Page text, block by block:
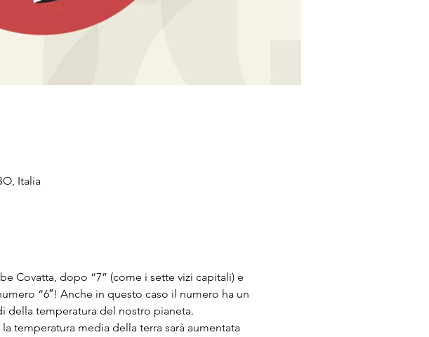
Italia
Covatta, dopo “7” (come i sette vizi capitali) e
“6″! Anche in questo caso il numero ha un
della temperatura del nostro pianeta.
temperatura media della terra sarà aumentata